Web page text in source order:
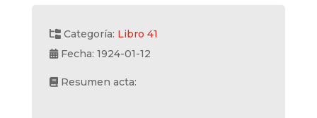
Categoría: Libro 41
Fecha: 1924-01-12
Resumen acta: